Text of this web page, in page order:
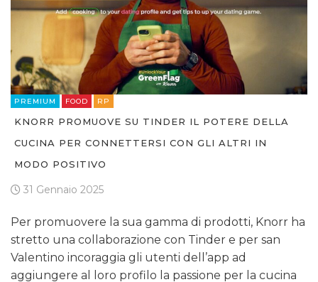
PREMIUM FOOD RP
KNORR PROMUOVE SU TINDER IL POTERE DELLA
CUCINA PER CONNETTERSI CON GLI ALTRI IN
MODO POSITIVO
31 Gennaio 2025
Per promuovere la sua gamma di prodotti, Knorr ha
stretto una collaborazione con Tinder e per san
Valentino incoraggia gli utenti dell’app ad
aggiungere al loro profilo la passione per la cucina